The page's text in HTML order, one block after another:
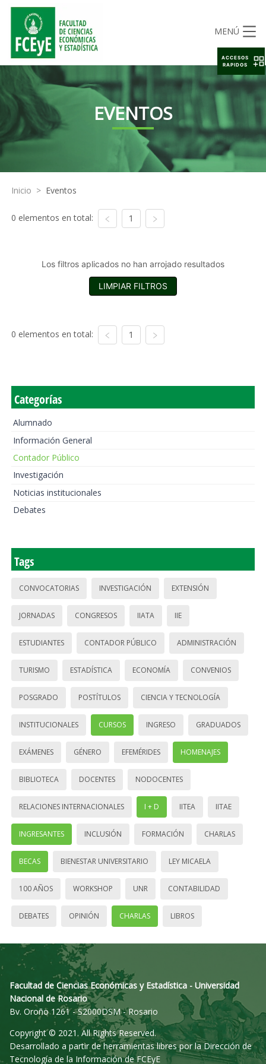
MENÚ
EVENTOS
Inicio > Eventos
0 elementos en total: 1
Los filtros aplicados no han arrojado resultados
LIMPIAR FILTROS
0 elementos en total: 1
Categorías
Alumnado
Información General
Contador Público
Investigación
Noticias institucionales
Debates
Tags
CONVOCATORIAS INVESTIGACIÓN EXTENSIÓN
JORNADAS CONGRESOS IIATA IIE
ESTUDIANTES CONTADOR PÚBLICO ADMINISTRACIÓN
TURISMO ESTADÍSTICA ECONOMÍA CONVENIOS
POSGRADO POSTÍTULOS CIENCIA Y TECNOLOGÍA
INSTITUCIONALES CURSOS INGRESO GRADUADOS
EXÁMENES GÉNERO EFEMÉRIDES HOMENAJES
BIBLIOTECA DOCENTES NODOCENTES
RELACIONES INTERNACIONALES I + D IITEA IITAE
INGRESANTES INCLUSIÓN FORMACIÓN CHARLAS
BECAS BIENESTAR UNIVERSITARIO LEY MICAELA
100 AÑOS WORKSHOP UNR CONTABILIDAD
DEBATES OPINIÓN CHARLAS LIBROS
Facultad de Ciencias Económicas y Estadística - Universidad
Nacional de Rosario
Bv. Oroño 1261 - S2000DSM - Rosario
Copyright © 2021. All Rights Reserved.
Desarrollado a partir de herramientas libres por la Dirección de
Tecnología de la Información de FCEyE
ACCESOS
RAPIDOS